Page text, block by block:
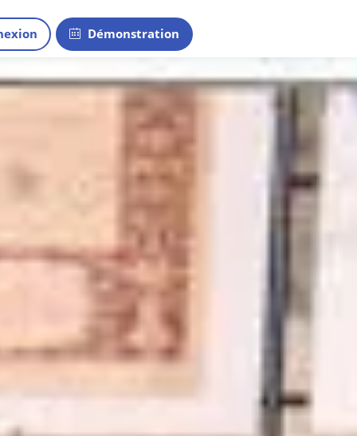
Démonstration